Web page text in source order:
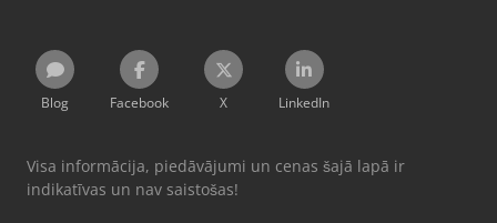
Blog Facebook X LinkedIn
Visa informācija, piedāvājumi un cenas šajā lapā ir
indikatīvas un nav saistošas!